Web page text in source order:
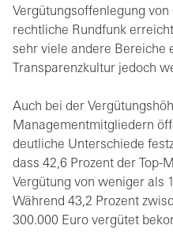
Vergütungsoffenlegung
rechtliche Rundfunk
sehr viele andere Bereiche
Transparenzkultur jedoch
Auch bei der
Managementmitgliedern
deutliche Unterschiede
dass 42,6 Prozent der Top-
Vergütung von weniger als
Während 43,2 Prozent
300.000 Euro vergütet